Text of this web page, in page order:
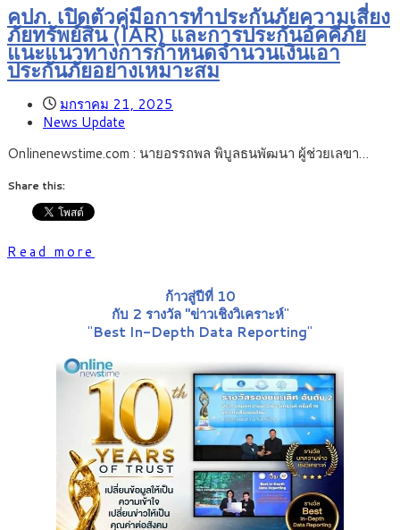
คปภ. เปิดตัวคู่มือการทำประกันภัยความเสี่ยง
ภัยทรัพย์สิน (IAR) และการประกันอัคคีภัย
แนะแนวทางการกำหนดจำนวนเงินเอา
ประกันภัยอย่างเหมาะสม
มกราคม 21, 2025
News Update
Onlinenewstime.com : นายอรรถพล พิบูลธนพัฒนา ผู้ช่วยเลขา…
Share this:
Read more
ก้าวสู่ปีที่ 10
กับ 2 รางวัล "ข่าวเชิงวิเคราะห์"
"Best In-Depth Data Reporting"